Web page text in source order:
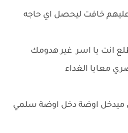
عليهم خافت ليحصل اي حاجه
انت يا اسر غير هدومك
معايا الغداء
ميدخل اوضة دخل اوضة سلمي